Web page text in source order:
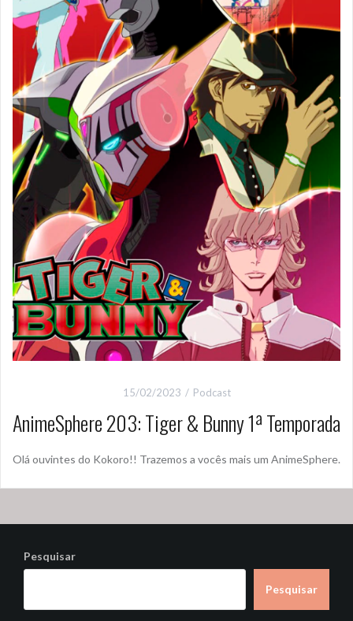
15/02/2023 Podcast
AnimeSphere 203: Tiger & Bunny 1ª Temporada
Olá ouvintes do Kokoro!! Trazemos a vocês mais um AnimeSphere.
Pesquisar
Pesquisar